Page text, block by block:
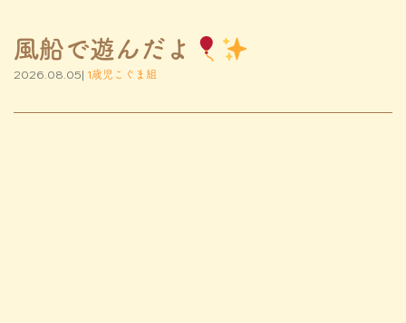
風船で遊んだよ
2026.08.05| 1歳児こぐま組